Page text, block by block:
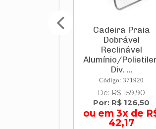
Cadeira Praia
Dobrável
Reclinável
Alumínio/Polietileno
Div. ...
Código: 371920
De: R$ 159,90
Por: R$ 126,50
ou em 3x de R$
42,17